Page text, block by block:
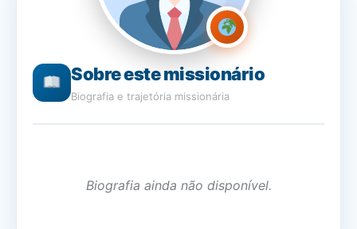
Sobre este missionário
Biografia e trajetória missionária
Biografia ainda não disponível.